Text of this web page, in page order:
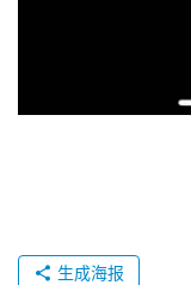
生成海报